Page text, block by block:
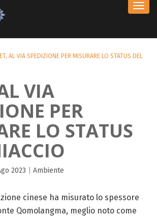
AL VIA SPEDIZIONE PER MISURARE LO STATUS DEL
VIA
PER
LO STATUS
2023 Ambiente
cinese ha misurato lo spessore
Qomolangma, meglio noto come